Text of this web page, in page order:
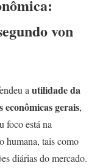
von
autilidade da
gerais,
foco está na
humana, tais como
diárias do mercado.